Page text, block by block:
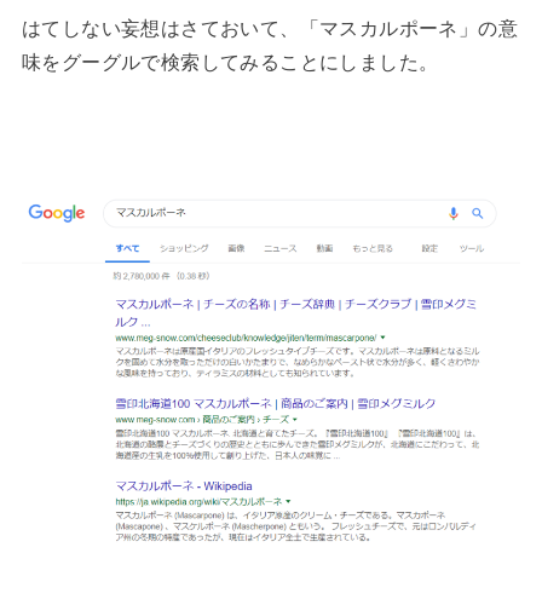
はてしない妄想はさておいて、「マスカルポーネ」の意
味をグーグルで検索してみることにしました。